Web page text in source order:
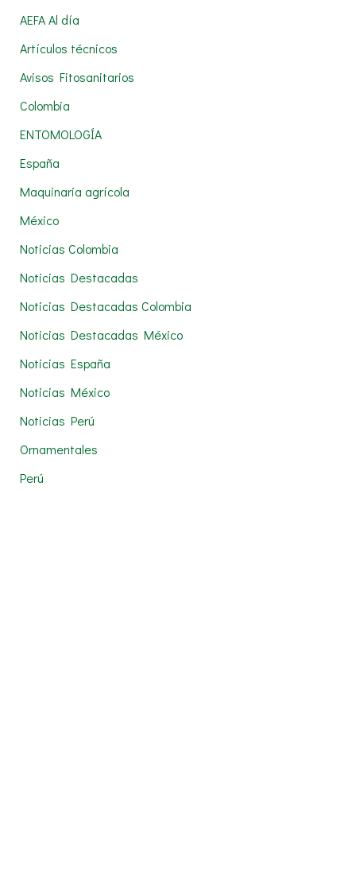
r
p
o
r
:
AEFA Al día
Artículos técnicos
Avisos Fitosanitarios
Colombia
ENTOMOLOGÍA
España
Maquinaria agrícola
México
Noticias Colombia
Noticias Destacadas
Noticias Destacadas Colombia
Noticias Destacadas México
Noticias España
Noticias México
Noticias Perú
Ornamentales
Perú